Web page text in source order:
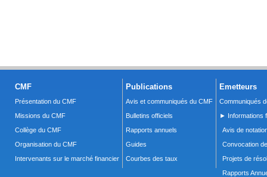
CMF
Présentation du CMF
Missions du CMF
Collège du CMF
Organisation du CMF
Intervenants sur le marché financier
Publications
Avis et communiqués du CMF
Bulletins officiels
Rapports annuels
Guides
Courbes des taux
Emetteurs
Communiqués
► Informations
Avis de
Convocation
Projets de
Rapports